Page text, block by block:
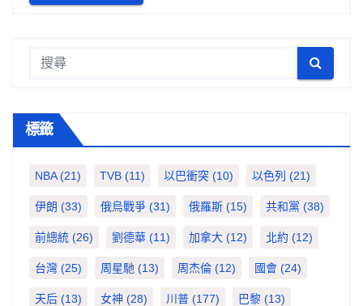
標籤
NBA(21) TVB (11) 以巴衝突 (10) 以色列 (21)
伊朗 (33) 俄烏戰爭 (31) 俄羅斯 (15) 共和黨 (38)
前總統 (26) 劉德華 (11) 加拿大 (12) 北約 (12)
台灣 (25) 周星馳 (13) 周杰倫 (12) 國會 (24)
天后 (13) 女神 (28) 川普 (177) 巴黎 (13)